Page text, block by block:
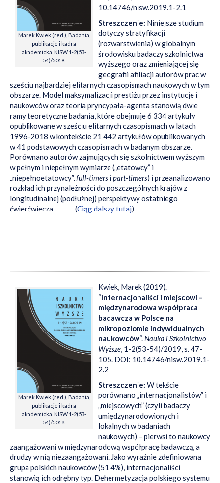
Marek Kwiek (red.), Badania,
publikacje i kadra
akademicka. NISW 1-2(53-
54)/2019.
10.14746/nisw.2019.1-2.1
Streszczenie: Niniejsze studium
dotyczy stratyfikacji
(rozwarstwienia) w globalnym
środowisku badaczy szkolnictwa
wyższego oraz zmieniającej się
geografii afiliacji autorów prac w
sześciu najbardziej elitarnych czasopismach naukowych w tym
obszarze. Model maksymalizacji prestiżu przez instytucje i
naukowców oraz teoria pryncypała-agenta stanowią dwie
ramy teoretyczne badania, które obejmuje 6 334 artykuły
opublikowane w sześciu elitarnych czasopismach w latach
1996-2018 w kontekście 21 442 artykułów opublikowanych
w 41 podstawowych czasopismach w badanym obszarze.
Porównano autorów zajmujących się szkolnictwem wyższym
w pełnym i niepełnym wymiarze („etatowcy” i
„niepełnoetatowcy”,full-timers i part-timers) i przeanalizowano
rozkład ich przynależności do poszczególnych krajów z
longitudinalnej (podłużnej) perspektywy ostatniego
ćwierćwiecza. ………. (Ciąg dalszy tutaj).
Marek Kwiek (red.), Badania,
publikacje i kadra
akademicka. NISW 1-2(53-
54)/2019.
Kwiek, Marek (2019).
“Internacjonaliści i miejscowi –
międzynarodowa współpraca
badawcza w Polsce na
mikropoziomie indywidualnych
naukowców“. Nauka i Szkolnictwo
Wyższe, 1-2(53-54)/2019, s. 47-
105. DOI: 10.14746/nisw.2019.1-
2.2
Streszczenie: W tekście
porównano „internacjonalistów” i
„miejscowych” (czyli badaczy
umiędzynarodowionych i
lokalnych w badaniach
naukowych) – pierwsi to naukowcy
zaangażowani w międzynarodową współpracę badawczą, a
drudzy w nią niezaangażowani. Jako wyraźnie zdefiniowana
grupa polskich naukowców (51,4%), internacjonaliści
stanowią ich odrębny typ. Dehermetyzacja polskiego systemu